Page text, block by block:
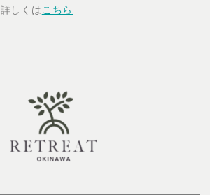
詳しくはこちら